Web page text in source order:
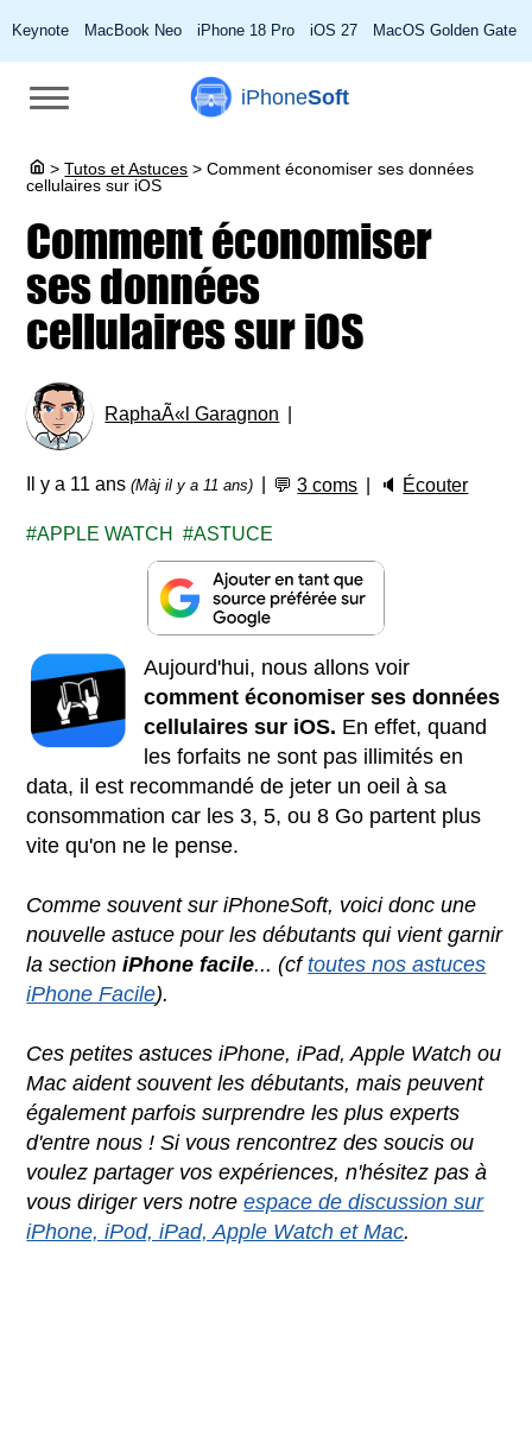
Keynote MacBook Neo iPhone 18 Pro iOS 27 MacOS Golden Gate
iPhoneSoft
> Tutos et Astuces > Comment économiser ses données
cellulaires sur iOS
Comment économiser
ses données
cellulaires sur iOS
RaphaÃ«l Garagnon
Il y a 11 ans(Màj il y a 11 ans) 💬3 coms 🔈 Écouter
APPLE WATCH ASTUCE
Aujourd'hui, nous allons voir
comment économiser ses données
cellulaires sur iOS. En effet, quand
les forfaits ne sont pas illimités en
data, il est recommandé de jeter un oeil à sa
consommation car les 3, 5, ou 8 Go partent plus
vite qu'on ne le pense.
Comme souvent sur iPhoneSoft, voici donc une
nouvelle astuce pour les débutants qui vient garnir
la sectioniPhone facile... (cftoutes nos astuces
iPhone Facile).
Ces petites astuces iPhone, iPad, Apple Watch ou
Mac aident souvent les débutants, mais peuvent
également parfois surprendre les plus experts
d'entre nous ! Si vous rencontrez des soucis ou
voulez partager vos expériences, n'hésitez pas à
vous diriger vers notreespace de discussion sur
iPhone, iPod, iPad, Apple Watch et Mac.